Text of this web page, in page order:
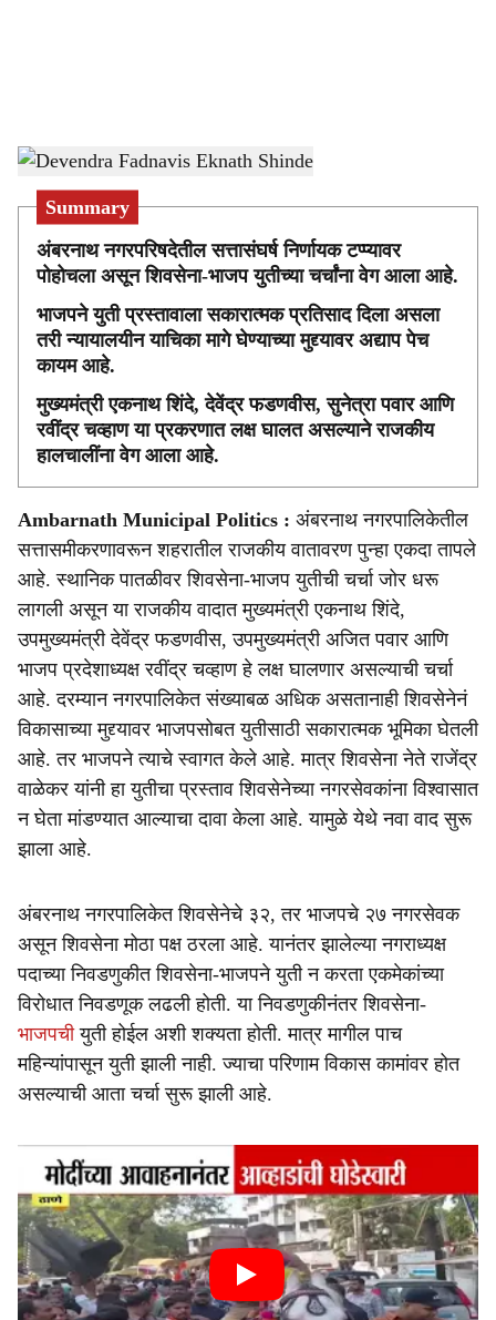
Devendra Fadnavis Eknath Shinde -sarkarnama
Summary
अंबरनाथ नगरपरिषदेतील सत्तासंघर्ष निर्णायक टप्प्यावर
पोहोचला असून शिवसेना-भाजप युतीच्या चर्चांना वेग आला आहे.
भाजपने युती प्रस्तावाला सकारात्मक प्रतिसाद दिला असला
तरी न्यायालयीन याचिका मागे घेण्याच्या मुद्द्यावर अद्याप पेच
कायम आहे.
मुख्यमंत्री एकनाथ शिंदे, देवेंद्र फडणवीस, सुनेत्रा पवार आणि
रवींद्र चव्हाण या प्रकरणात लक्ष घालत असल्याने राजकीय
हालचालींना वेग आला आहे.
​Ambarnath Municipal Politics : अंबरनाथ नगरपालिकेतील
सत्तासमीकरणावरून शहरातील राजकीय वातावरण पुन्हा एकदा तापले
आहे. स्थानिक पातळीवर शिवसेना-भाजप युतीची चर्चा जोर धरू
लागली असून या राजकीय वादात मुख्यमंत्री एकनाथ शिंदे,
उपमुख्यमंत्री देवेंद्र फडणवीस, उपमुख्यमंत्री अजित पवार आणि
भाजप प्रदेशाध्यक्ष रवींद्र चव्हाण हे लक्ष घालणार असल्याची चर्चा
आहे. दरम्यान नगरपालिकेत संख्याबळ अधिक असतानाही शिवसेनेनं
विकासाच्या मुद्द्यावर भाजपसोबत युतीसाठी सकारात्मक भूमिका घेतली
आहे. तर भाजपने त्याचे स्वागत केले आहे. मात्र शिवसेना नेते राजेंद्र
वाळेकर यांनी हा युतीचा प्रस्ताव शिवसेनेच्या नगरसेवकांना विश्वासात
न घेता मांडण्यात आल्याचा दावा केला आहे. यामुळे येथे नवा वाद सुरू
झाला आहे.
अंबरनाथ नगरपालिकेत शिवसेनेचे ३२, तर भाजपचे २७ नगरसेवक
असून शिवसेना मोठा पक्ष ठरला आहे. यानंतर झालेल्या नगराध्यक्ष
पदाच्या निवडणुकीत शिवसेना-भाजपने युती न करता एकमेकांच्या
विरोधात निवडणूक लढली होती. या निवडणुकीनंतर शिवसेना-
भाजपचीयुती होईल अशी शक्यता होती. मात्र मागील पाच
महिन्यांपासून युती झाली नाही. ज्याचा परिणाम विकास कामांवर होत
असल्याची आता चर्चा सुरू झाली आहे.